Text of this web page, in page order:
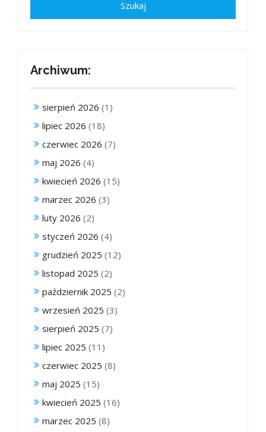
Archiwum:
sierpień 2026 (1)
lipiec 2026 (18)
czerwiec 2026 (7)
maj 2026 (4)
kwiecień 2026 (15)
marzec 2026 (3)
luty 2026 (2)
styczeń 2026 (4)
grudzień 2025 (12)
listopad 2025 (2)
październik 2025 (2)
wrzesień 2025 (3)
sierpień 2025 (7)
lipiec 2025 (11)
czerwiec 2025 (8)
maj 2025 (15)
kwiecień 2025 (16)
marzec 2025 (8)